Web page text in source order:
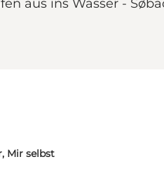
aus ins Wasser -
Mir selbst